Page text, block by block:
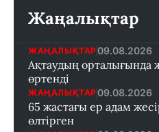
Жаңалықтар
ЖАҢАЛЫҚТАР 09.08.2026
Ақтаудың орталығында
өртенді
ЖАҢАЛЫҚТАР 09.08.2026
65 жастағы ер адам
өлтірген